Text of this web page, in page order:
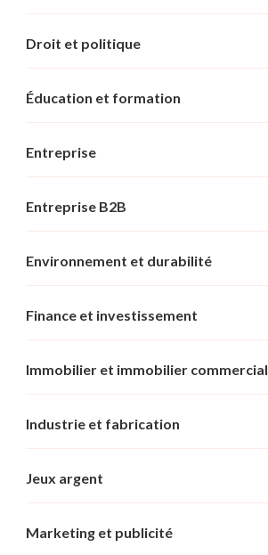
Droit et politique
Éducation et formation
Entreprise
Entreprise B2B
Environnement et durabilité
Finance et investissement
Immobilier et immobilier commercial
Industrie et fabrication
Jeux argent
Marketing et publicité